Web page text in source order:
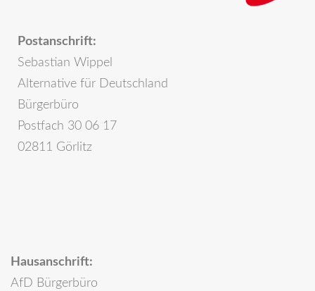
Postanschrift:
Sebastian Wippel
Alternative für Deutschland
Bürgerbüro
Postfach 30 06 17
02811 Görlitz
Hausanschrift:
AfD Bürgerbüro